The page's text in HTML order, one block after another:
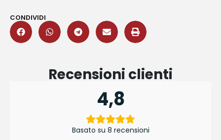
CONDIVIDI
Recensioni clienti
4,8
Basato su 8 recensioni